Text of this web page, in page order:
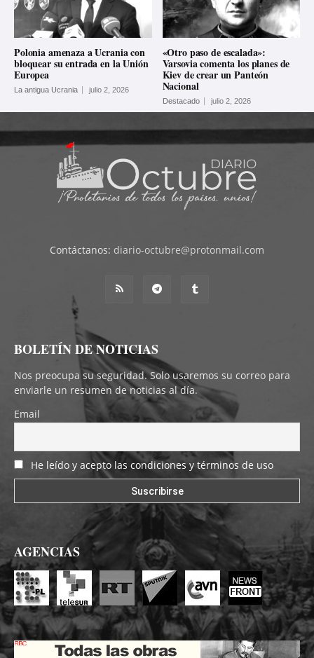
Polonia amenaza a Ucrania con
bloquear su entrada en la Unión
Europea
La antigua Ucrania julio 2, 2026
«Otro paso de escalada»:
Varsovia comenta los planes de
Kiev de crear un Panteón
Nacional
Destacado julio 2, 2026
Contáctanos: diario-octubre@protonmail.com
BOLETÍN DE NOTICIAS
Nos preocupa su seguridad. Solo usaremos su correo para
enviarle un resumen de noticias al día.
Email
He leído y acepto las condiciones y términos de uso
AGENCIAS